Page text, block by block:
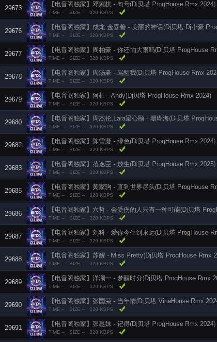
29673
【电音阁独家】邓紫棋 - 句号(Dj贝塔 ProgHouse Rmx 2024)
TIME -- SIZE -- 320 KBPS
29676
【电音阁独家】成龙,金喜善 - 美丽的神话(Dj贝塔 Dj小豪
TIME -- SIZE -- 320 KBPS
29677
【电音阁独家】周柏豪 - 你还怕大雨吗(Dj贝塔 ProgHouse
TIME -- SIZE -- 320 KBPS
29678
【电音阁独家】周汤豪 - 骂醒我(Dj贝塔 ProgHouse Rmx
TIME -- SIZE -- 320 KBPS
29679
【电音阁独家】阿杜 - Andy(Dj贝塔 ProgHouse Rmx 2024)
TIME -- SIZE -- 320 KBPS
29680
【电音阁独家】周杰伦,Lara梁心颐 - 珊瑚海(Dj贝塔
TIME -- SIZE -- 320 KBPS
29682
【电音阁独家】陈雪凝 - 绿色(Dj贝塔 ProgHouse Rmx 2024)
TIME -- SIZE -- 320 KBPS
29683
【电音阁独家】范逸臣 - 放生(Dj贝塔 ProgHouse Rmx 2025)
TIME -- SIZE -- 320 KBPS
29685
【电音阁独家】黄家驹 - 直到世界尽头(Dj贝塔 ProgHouse
TIME -- SIZE -- 320 KBPS
29686
【电音阁独家】六哲 - 会受伤的人只有一种可能(Dj贝塔
TIME -- SIZE -- 320 KBPS
29687
【电音阁独家】刘科 - 爱你今生到永远(Dj贝塔 ProgHouse
TIME -- SIZE -- 320 KBPS
29688
【电音阁独家】苏醒 - Miss Pretty(Dj贝塔 ProgHouse Rmx
TIME -- SIZE -- 320 KBPS
29689
【电音阁独家】洋澜一 - 梦醒时分(Dj贝塔 ProgHouse Rmx
TIME -- SIZE -- 320 KBPS
29690
【电音阁独家】张国荣 - 当年情(Dj贝塔 VinaHouse Rmx
TIME -- SIZE -- 320 KBPS
29691
【电音阁独家】张惠妹 - 记得(Dj贝塔 ProgHouse Rmx 2024)
TIME -- SIZE -- 320 KBPS